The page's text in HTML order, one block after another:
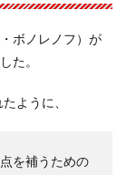
ボノレノフ）が
た。
ように、
を補うための